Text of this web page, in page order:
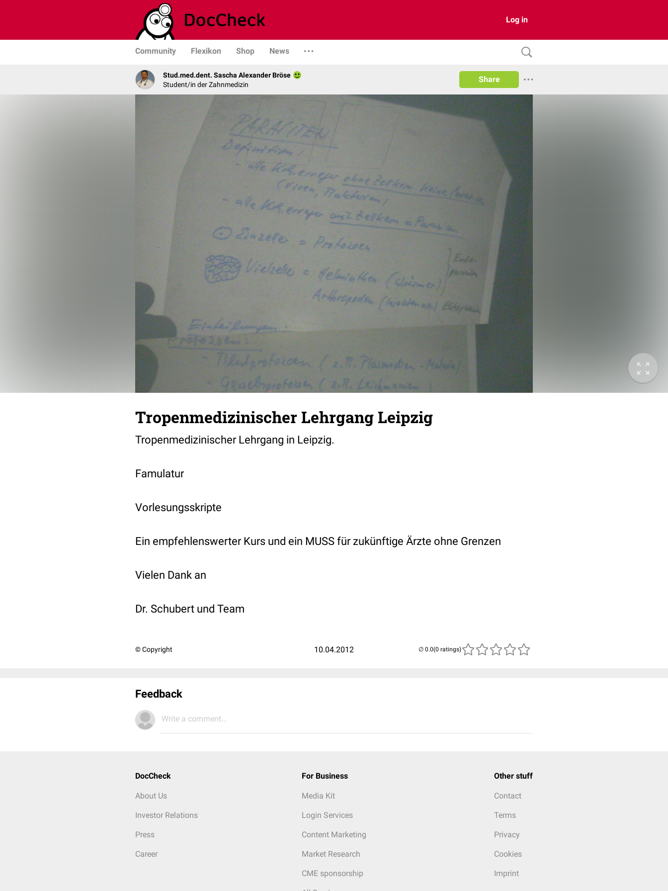
Log in
Community Flexikon Shop News
Stud.med.dent. Sascha Alexander Bröse
Student/in der Zahnmedizin
Share
Tropenmedizinischer Lehrgang Leipzig
Tropenmedizinischer Lehrgang in Leipzig.
Famulatur
Vorlesungsskripte
Ein empfehlenswerter Kurs und ein MUSS für zukünftige Ärzte ohne Grenzen
Vielen Dank an
Dr. Schubert und Team
© Copyright 10.04.2012 (0 ratings)
Feedback
Write a comment...
DocCheck
About Us
Investor Relations
Press
Career
For Business
Media Kit
Login Services
Content Marketing
Market Research
CME sponsorship
Other stuff
Contact
Terms
Privacy
Cookies
Imprint